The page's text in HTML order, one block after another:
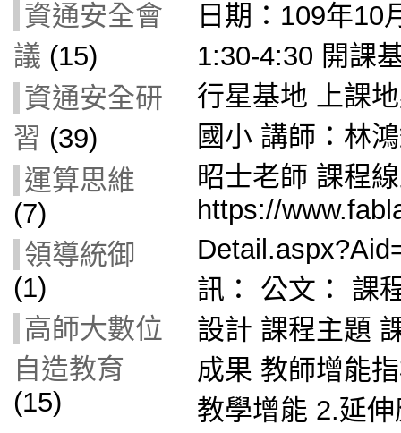
資通安全會
議 (15)
資通安全研
習 (39)
運算思維
(7)
領導統御
(1)
高師大數位
自造教育
(15)
日期：109年10
1:30-4:30 開課
行星基地 上課
國小 講師：林
昭士老師 課程
https://
訊： 公文： 課
設計 課程主題
成果 教師增能
教學增能 2.延